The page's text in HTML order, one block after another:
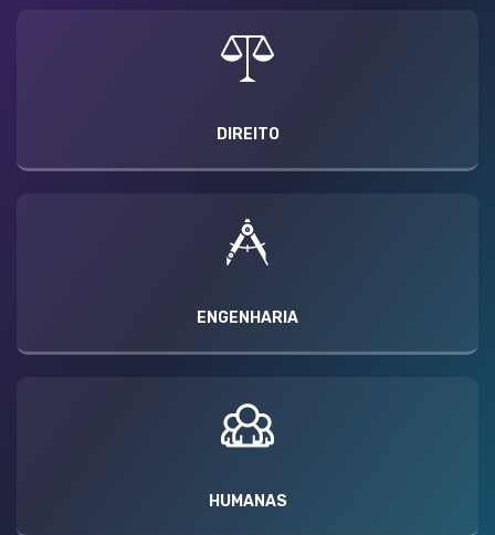
DIREITO
ENGENHARIA
HUMANAS